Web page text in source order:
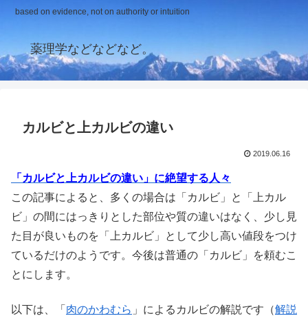
based on evidence, not on authority or intuition
薬理学などなどなど。
カルビと上カルビの違い
2019.06.16
「カルビと上カルビの違い」に絶望する人々
この記事によると、多くの場合は「カルビ」と「上カル
ビ」の間にはっきりとした部位や質の違いはなく、少し見
た目が良いものを「上カルビ」として少し高い値段をつけ
ているだけのようです。今後は普通の「カルビ」を頼むこ
とにします。
以下は、「 肉のかわむら 」によるカルビの解説です（解説